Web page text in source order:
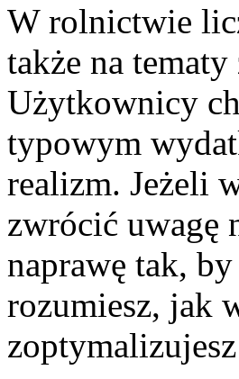
W rolnictwie
także na
Użytkownicy
typowym
realizm. Jeżeli
zwrócić uwagę
naprawę tak,
rozumiesz, jak